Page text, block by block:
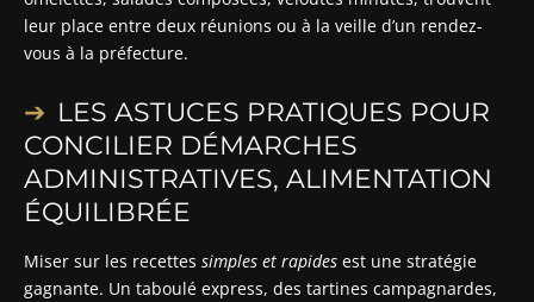
leur place entre deux réunions ou à la veille d’un rendez-
vous à la préfecture.
LES ASTUCES PRATIQUES POUR
CONCILIER DÉMARCHES
ADMINISTRATIVES, ALIMENTATION
ÉQUILIBRÉE
Miser sur les recettes simples et rapides est une stratégie
gagnante. Un taboulé express, des tartines campagnardes,